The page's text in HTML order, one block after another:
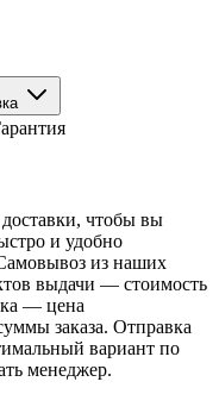
чтобы вы
и удобно
из наших
выдачи — стоимость
— цена
заказа. Отправка
вариант по
менеджер.